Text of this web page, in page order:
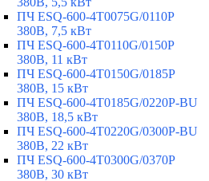
ПЧ ESQ-600-4T0075G/0110P
380В, 7,5 кВт
ПЧ ESQ-600-4T0110G/0150P
380В, 11 кВт
ПЧ ESQ-600-4T0150G/0185P
380В, 15 кВт
ПЧ ESQ-600-4T0185G/0220P-BU
380В, 18,5 кВт
ПЧ ESQ-600-4T0220G/0300P-BU
380В, 22 кВт
ПЧ ESQ-600-4T0300G/0370P
380В, 30 кВт